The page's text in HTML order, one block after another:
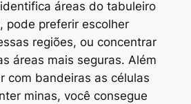
áreas do tabuleiro
pode preferir escolher
regiões, ou concentrar
áreas mais seguras. Além
com bandeiras as células
minas, você consegue